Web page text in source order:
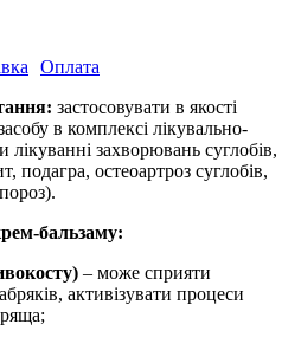
Оплата
застосовувати в якості
в комплексі лікувально-
лікуванні захворювань суглобів,
подагра, остеоартроз суглобів,
бальзаму:
– може сприяти
активізувати процеси